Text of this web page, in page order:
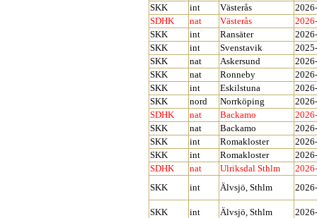
SKK
int Västerås
SDHK
nat Västerås
SKK
int Ransäter
SKK
int Svenstavik
SKK
nat Askersund
SKK
nat Ronneby
SKK
int Eskilstuna
SKK
nord Norrköping
SDHK
nat Backamo
SKK
nat Backamo
SKK
int Romakloster
SKK
int Romakloster
SDHK
nat Ulriksdal Sthlm
SKK
int Älvsjö, Sthlm
SKK int Älvsjö, Sthlm